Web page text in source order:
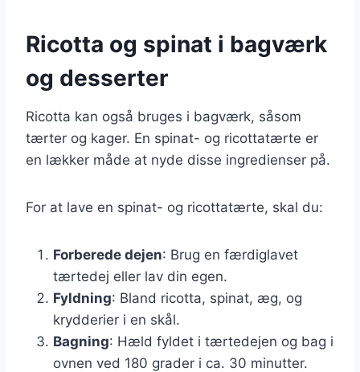
Ricotta og spinat i bagværk
og desserter
Ricotta kan også bruges i bagværk, såsom
tærter og kager. En spinat- og ricottatærte er
en lækker måde at nyde disse ingredienser på.
For at lave en spinat- og ricottatærte, skal du:
Forberede dejen: Brug en færdiglavet
tærtedej eller lav din egen.
Fyldning: Bland ricotta, spinat, æg, og
krydderier i en skål.
Bagning: Hæld fyldet i tærtedejen og bag i
ovnen ved 180 grader i ca. 30 minutter.